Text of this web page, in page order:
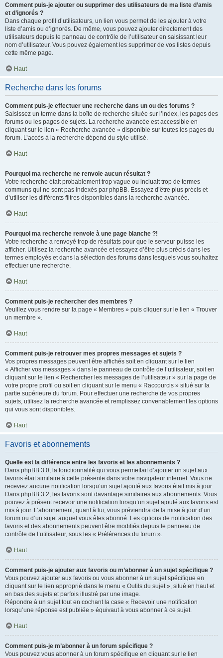
Comment puis-je ajouter ou supprimer des utilisateurs de ma liste d’amis
et d’ignorés ?
Dans chaque profil d’utilisateurs, un lien vous permet de les ajouter à votre
liste d’amis ou d’ignorés. De même, vous pouvez ajouter directement des
utilisateurs depuis le panneau de contrôle de l’utilisateur en saisissant leur
nom d’utilisateur. Vous pouvez également les supprimer de vos listes depuis
cette même page.
Haut
Recherche dans les forums
Comment puis-je effectuer une recherche dans un ou des forums ?
Saisissez un terme dans la boîte de recherche située sur l’index, les pages des
forums ou les pages de sujets. La recherche avancée est accessible en
cliquant sur le lien « Recherche avancée » disponible sur toutes les pages du
forum. L’accès à la recherche dépend du style utilisé.
Haut
Pourquoi ma recherche ne renvoie aucun résultat ?
Votre recherche était probablement trop vague ou incluait trop de termes
communs qui ne sont pas indexés par phpBB. Essayez d’être plus précis et
d’utiliser les différents filtres disponibles dans la recherche avancée.
Haut
Pourquoi ma recherche renvoie à une page blanche ?!
Votre recherche a renvoyé trop de résultats pour que le serveur puisse les
afficher. Utilisez la recherche avancée et essayez d’être plus précis dans les
termes employés et dans la sélection des forums dans lesquels vous souhaitez
effectuer une recherche.
Haut
Comment puis-je rechercher des membres ?
Veuillez vous rendre sur la page « Membres » puis cliquer sur le lien « Trouver
un membre ».
Haut
Comment puis-je retrouver mes propres messages et sujets ?
Vos propres messages peuvent être affichés soit en cliquant sur le lien
« Afficher vos messages » dans le panneau de contrôle de l’utilisateur, soit en
cliquant sur le lien « Rechercher les messages de l’utilisateur » sur la page de
votre propre profil ou soit en cliquant sur le menu « Raccourcis » situé sur la
partie supérieure du forum. Pour effectuer une recherche de vos propres
sujets, utilisez la recherche avancée et remplissez convenablement les options
qui vous sont disponibles.
Haut
Favoris et abonnements
Quelle est la différence entre les favoris et les abonnements ?
Dans phpBB 3.0, la fonctionnalité qui vous permettait d’ajouter un sujet aux
favoris était similaire à celle présente dans votre navigateur internet. Vous ne
receviez aucune notification lorsqu’un sujet ajouté aux favoris était mis à jour.
Dans phpBB 3.2, les favoris sont davantage similaires aux abonnements. Vous
pouvez à présent recevoir une notification lorsqu’un sujet ajouté aux favoris est
mis à jour. L’abonnement, quant à lui, vous préviendra de la mise à jour d’un
forum ou d’un sujet auquel vous êtes abonné. Les options de notification des
favoris et des abonnements peuvent être modifiés depuis le panneau de
contrôle de l’utilisateur, sous les « Préférences du forum ».
Haut
Comment puis-je ajouter aux favoris ou m’abonner à un sujet spécifique ?
Vous pouvez ajouter aux favoris ou vous abonner à un sujet spécifique en
cliquant sur le lien approprié dans le menu « Outils du sujet », situé en haut et
en bas des sujets et parfois illustré par une image.
Répondre à un sujet tout en cochant la case « Recevoir une notification
lorsqu’une réponse est publiée » équivaut à vous abonner à ce sujet.
Haut
Comment puis-je m’abonner à un forum spécifique ?
Vous pouvez vous abonner à un forum spécifique en cliquant sur le lien